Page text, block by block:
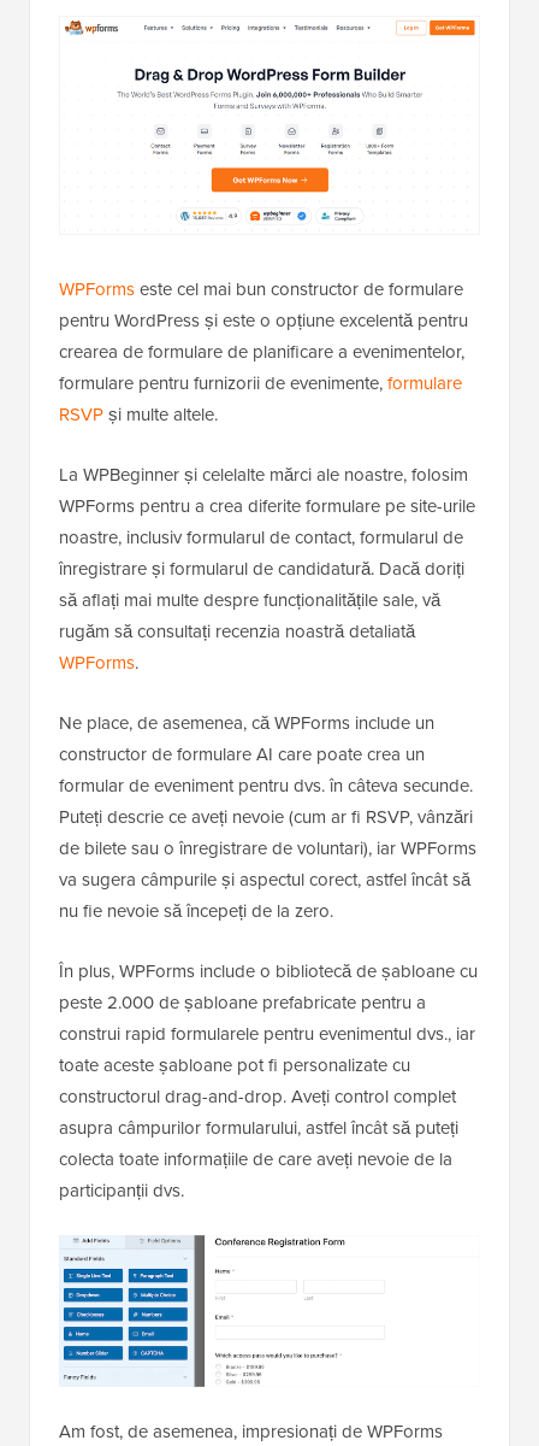
WPFormseste cel mai bun constructor de formulare
pentru WordPress și este o opțiune excelentă pentru
crearea de formulare de planificare a evenimentelor,
formulare pentru furnizorii de evenimente,formulare
RSVPși multe altele.
La WPBeginner și celelalte mărci ale noastre, folosim
WPForms pentru a crea diferite formulare pe site-urile
noastre, inclusiv formularul de contact, formularul de
înregistrare și formularul de candidatură. Dacă doriți
să aflați mai multe despre funcționalitățile sale, vă
rugăm să consultați recenzia noastră detaliată
WPForms.
Ne place, de asemenea, că WPForms include un
constructor de formulare AI care poate crea un
formular de eveniment pentru dvs. în câteva secunde.
Puteți descrie ce aveți nevoie (cum ar fi RSVP, vânzări
de bilete sau o înregistrare de voluntari), iar WPForms
va sugera câmpurile și aspectul corect, astfel încât să
nu fie nevoie să începeți de la zero.
În plus, WPForms include o bibliotecă de șabloane cu
peste 2.000 de șabloane prefabricate pentru a
construi rapid formularele pentru evenimentul dvs., iar
toate aceste șabloane pot fi personalizate cu
constructorul drag-and-drop. Aveți control complet
asupra câmpurilor formularului, astfel încât să puteți
colecta toate informațiile de care aveți nevoie de la
participanții dvs.
Am fost, de asemenea, impresionați de WPForms